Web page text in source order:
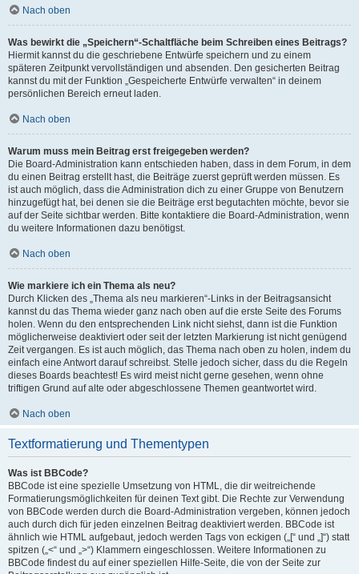
Nach oben
Was bewirkt die „Speichern“-Schaltfläche beim Schreiben eines Beitrags?
Hiermit kannst du die geschriebene Entwürfe speichern und zu einem
späteren Zeitpunkt vervollständigen und absenden. Den gesicherten Beitrag
kannst du mit der Funktion „Gespeicherte Entwürfe verwalten“ in deinem
persönlichen Bereich erneut laden.
Nach oben
Warum muss mein Beitrag erst freigegeben werden?
Die Board-Administration kann entschieden haben, dass in dem Forum, in dem
du einen Beitrag erstellt hast, die Beiträge zuerst geprüft werden müssen. Es
ist auch möglich, dass die Administration dich zu einer Gruppe von Benutzern
hinzugefügt hat, bei denen sie die Beiträge erst begutachten möchte, bevor sie
auf der Seite sichtbar werden. Bitte kontaktiere die Board-Administration, wenn
du weitere Informationen dazu benötigst.
Nach oben
Wie markiere ich ein Thema als neu?
Durch Klicken des „Thema als neu markieren“-Links in der Beitragsansicht
kannst du das Thema wieder ganz nach oben auf die erste Seite des Forums
holen. Wenn du den entsprechenden Link nicht siehst, dann ist die Funktion
möglicherweise deaktiviert oder seit der letzten Markierung ist nicht genügend
Zeit vergangen. Es ist auch möglich, das Thema nach oben zu holen, indem du
einfach eine Antwort darauf schreibst. Stelle jedoch sicher, dass du die Regeln
dieses Boards beachtest! Es wird meist nicht gerne gesehen, wenn ohne
triftigen Grund auf alte oder abgeschlossene Themen geantwortet wird.
Nach oben
Textformatierung und Thementypen
Was ist BBCode?
BBCode ist eine spezielle Umsetzung von HTML, die dir weitreichende
Formatierungsmöglichkeiten für deinen Text gibt. Die Rechte zur Verwendung
von BBCode werden durch die Board-Administration vergeben, können jedoch
auch durch dich für jeden einzelnen Beitrag deaktiviert werden. BBCode ist
ähnlich wie HTML aufgebaut, jedoch werden Tags von eckigen („[“ und „]“) statt
spitzen („<“ und „>“) Klammern eingeschlossen. Weitere Informationen zu
BBCode findest du auf einer speziellen Hilfe-Seite, die von der Seite zur